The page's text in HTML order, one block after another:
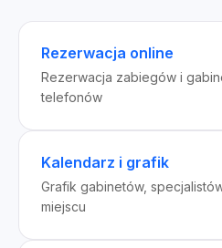
Rezerwacja online
Rezerwacja zabiegów i
telefonów
Kalendarz i grafik
Grafik gabinetów,
miejscu